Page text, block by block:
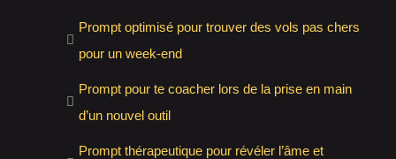
Prompt optimisé pour trouver des vols pas chers
pour un week-end
Prompt pour te coacher lors de la prise en main
d’un nouvel outil
Prompt thérapeutique pour révéler l’âme et